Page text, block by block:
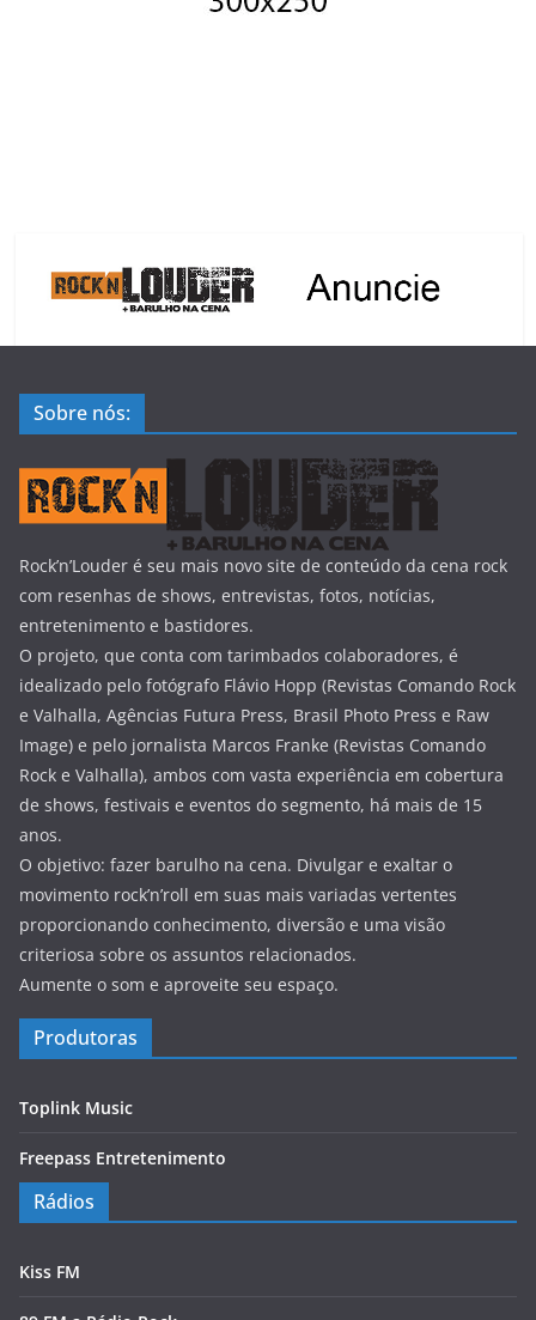
Sobre nós:
Rock’n’Louder é seu mais novo site de conteúdo da cena rock
com resenhas de shows, entrevistas, fotos, notícias,
entretenimento e bastidores.
O projeto, que conta com tarimbados colaboradores, é
idealizado pelo fotógrafo Flávio Hopp (Revistas Comando Rock
e Valhalla, Agências Futura Press, Brasil Photo Press e Raw
Image) e pelo jornalista Marcos Franke (Revistas Comando
Rock e Valhalla), ambos com vasta experiência em cobertura
de shows, festivais e eventos do segmento, há mais de 15
anos.
O objetivo: fazer barulho na cena. Divulgar e exaltar o
movimento rock’n’roll em suas mais variadas vertentes
proporcionando conhecimento, diversão e uma visão
criteriosa sobre os assuntos relacionados.
Aumente o som e aproveite seu espaço.
Produtoras
Toplink Music
Freepass Entretenimento
Rádios
Kiss FM